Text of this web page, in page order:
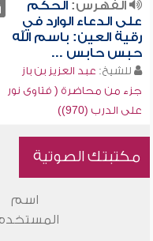
الفهرس:الحكم
على الدعاء الوارد في
رقية العين: باسم الله
حبس حابس ...
للشيخ: عبد العزيز بن باز
جزء من محاضرة ( فتاوى نور
على الدرب (970))
مكتبتك الصوتية
اسم